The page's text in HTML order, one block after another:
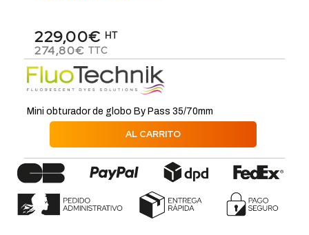
229,00€ HT
274,80€ TTC
Mini obturador de globo By Pass 35/70mm
AL CARRITO